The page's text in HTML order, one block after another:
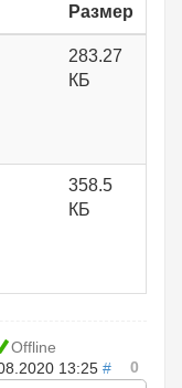
Размер
283.27
КБ
358.5
КБ
Offline
13:25 # 0